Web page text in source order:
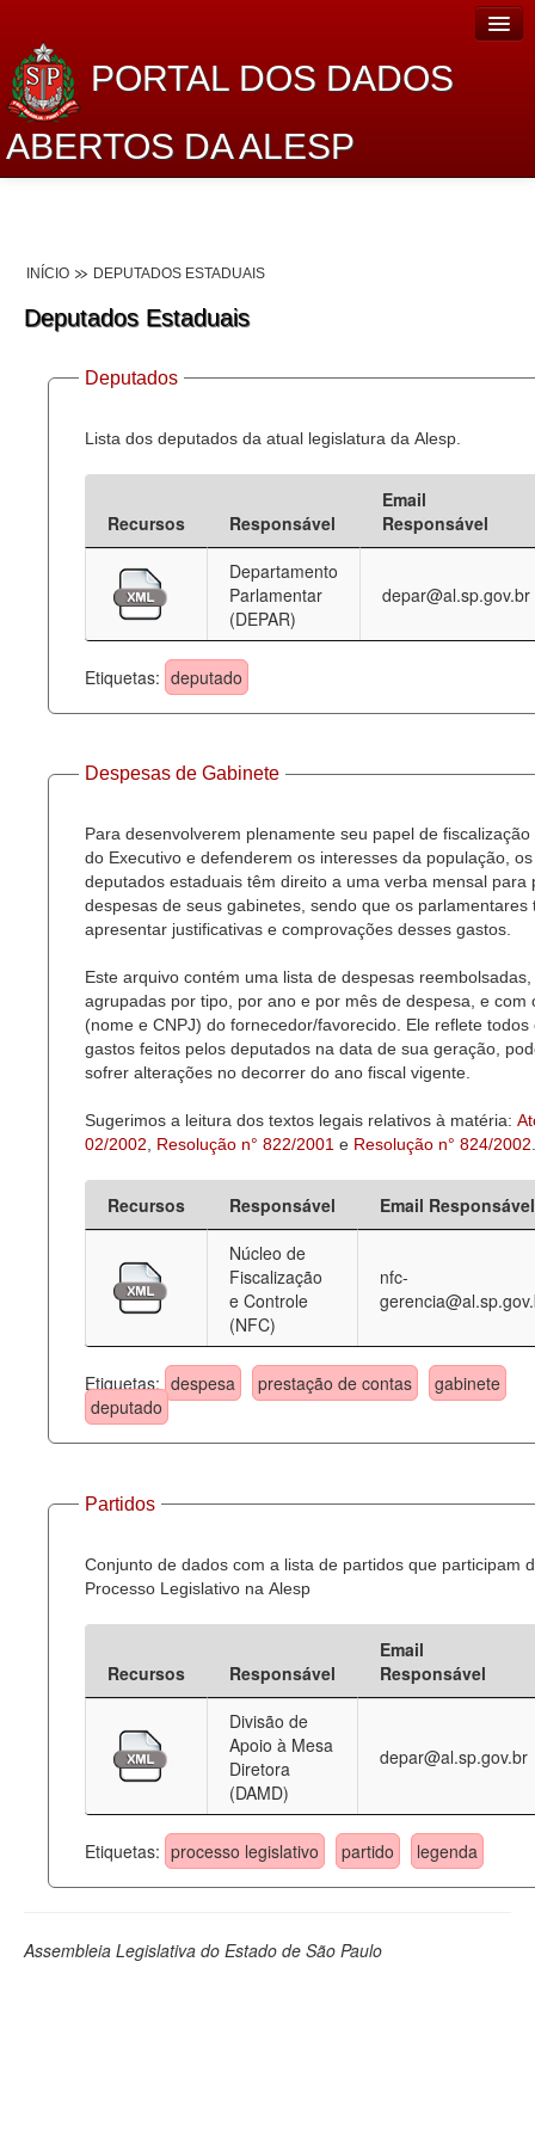
PORTAL DOS DADOS
ABERTOS DA ALESP
Lei de Acesso à Informação
Dados Governamentais Abertos
Planejamento
Catálogo de dados
Processo Legislativo
Deputados Estaduais
Administração
Legislação
Agenda
Perguntas frequentes
INÍCIO DEPUTADOS ESTADUAIS
Deputados Estaduais
Deputados
Lista dos deputados da atual legislatura da Alesp.
Recursos Responsável
Email
Responsável
Departamento
Parlamentar
(DEPAR)
depar@al.sp.gov.br
Etiquetas: deputado
Despesas de Gabinete
Para desenvolverem plenamente seu papel de fiscalização
do Executivo e defenderem os interesses da população, os
deputados estaduais têm direito a uma verba mensal para
despesas de seus gabinetes, sendo que os parlamentares
apresentar justificativas e comprovações desses gastos.
Este arquivo contém uma lista de despesas reembolsadas,
agrupadas por tipo, por ano e por mês de despesa, e com
(nome e CNPJ) do fornecedor/favorecido. Ele reflete todos
gastos feitos pelos deputados na data de sua geração,
sofrer alterações no decorrer do ano fiscal vigente.
Sugerimos a leitura dos textos legais relativos à matéria:
02/2002
Resolução n° 822/2001 e Resolução n° 824/2002
Recursos Responsável
Email Responsável
Núcleo de
Fiscalização
e Controle
(NFC)
nfc-
Etiquetas: despesa prestação de contas
gabinete
deputado
Partidos
Conjunto de dados com a lista de partidos que participam
Processo Legislativo na Alesp
Recursos Responsável
Email
Responsável
Divisão de
Apoio à Mesa
Diretora
(DAMD)
depar@al.sp.gov.br
Etiquetas: processo legislativo partido legenda
Assembleia Legislativa do Estado de São Paulo